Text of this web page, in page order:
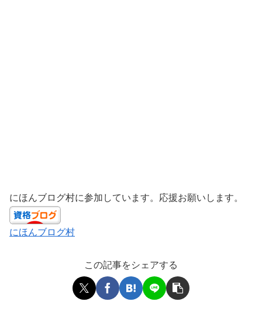
にほんブログ村に参加しています。応援お願いします。
にほんブログ村
この記事をシェアする